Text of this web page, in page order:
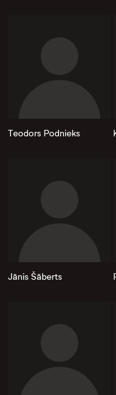
Teodors Podnieks
Jānis Šāberts